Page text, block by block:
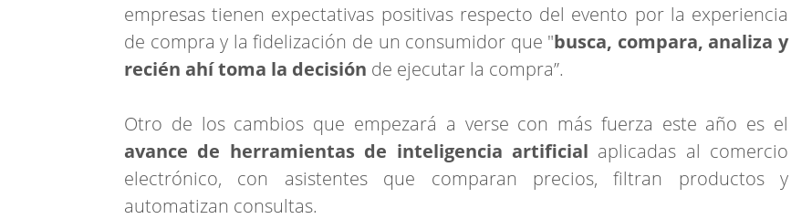
empresas tienen expectativas positivas respecto del evento por la experiencia
de compra y la fidelización de un consumidor que "busca, compara, analiza y
recién ahí toma la decisión de ejecutar la compra”.
Otro de los cambios que empezará a verse con más fuerza este año es el
avance de herramientas de inteligencia artificial aplicadas al comercio
electrónico, con asistentes que comparan precios, filtran productos y
automatizan consultas.